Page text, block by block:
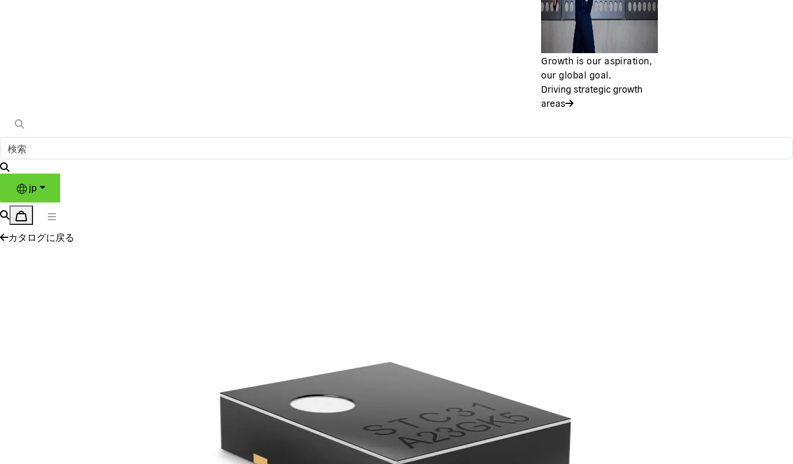
Growth is our aspiration,
our global goal.
Driving strategic growth
areas
jp
カタログに戻る